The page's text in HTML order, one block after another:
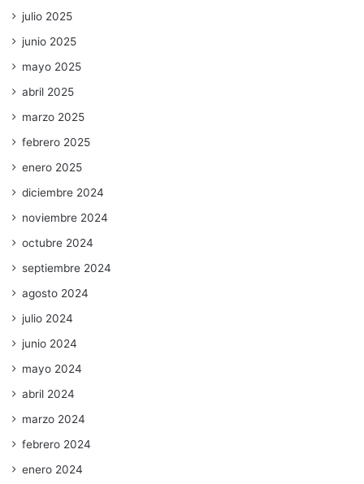
julio 2025
junio 2025
mayo 2025
abril 2025
marzo 2025
febrero 2025
enero 2025
diciembre 2024
noviembre 2024
octubre 2024
septiembre 2024
agosto 2024
julio 2024
junio 2024
mayo 2024
abril 2024
marzo 2024
febrero 2024
enero 2024